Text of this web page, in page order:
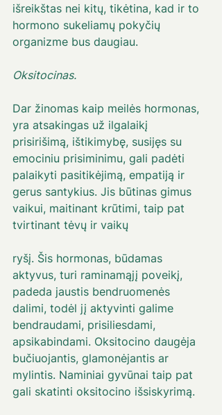
išreikštas nei kitų, tikėtina, kad ir to
hormono sukeliamų pokyčių
organizme bus daugiau.
Oksitocinas.
Dar žinomas kaip meilės hormonas,
yra atsakingas už ilgalaikį
prisirišimą, ištikimybę, susijęs su
emociniu prisiminimu, gali padėti
palaikyti pasitikėjimą, empatiją ir
gerus santykius. Jis būtinas gimus
vaikui, maitinant krūtimi, taip pat
tvirtinant tėvų ir vaikų
ryšį. Šis hormonas, būdamas
aktyvus, turi raminamąjį poveikį,
padeda jaustis bendruomenės
dalimi, todėl jį aktyvinti galime
bendraudami, prisiliesdami,
apsikabindami. Oksitocino daugėja
bučiuojantis, glamonėjantis ar
mylintis. Naminiai gyvūnai taip pat
gali skatinti oksitocino išsiskyrimą.